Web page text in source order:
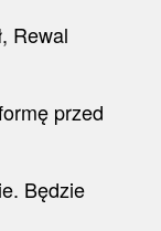
Rewal
przed
Będzie